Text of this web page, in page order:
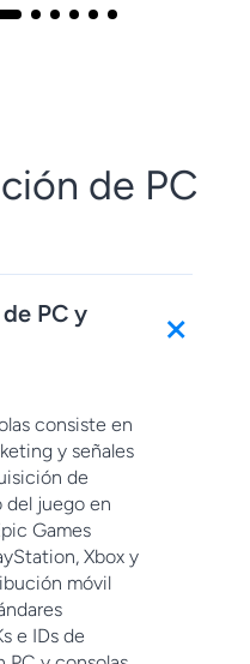
de PC
PC y
+
consiste en
y señales
de
del juego en
Games
Xbox y
móvil
e IDs de